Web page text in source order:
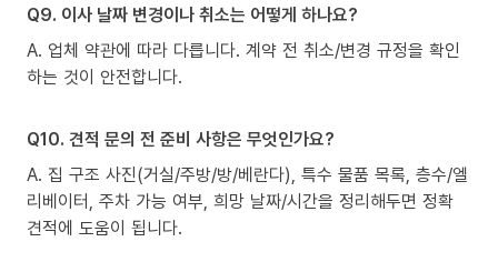
Q9. 이사 날짜 변경이나 취소는 어떻게 하나요?
A. 업체 약관에 따라 다릅니다. 계약 전 취소/변경 규정을 확인
하는 것이 안전합니다.
Q10. 견적 문의 전 준비 사항은 무엇인가요?
A. 집 구조 사진(거실/주방/방/베란다), 특수 물품 목록, 층수/엘
리베이터, 주차 가능 여부, 희망 날짜/시간을 정리해두면 정확
견적에 도움이 됩니다.